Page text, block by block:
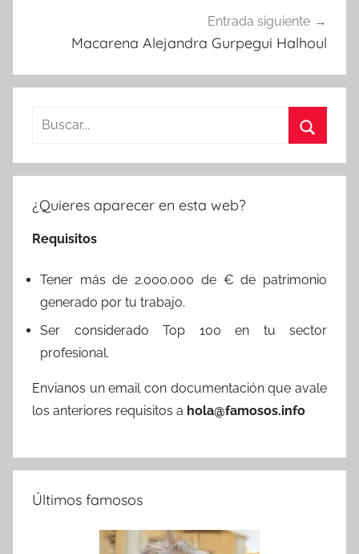
Entrada siguiente
Macarena Alejandra Gurpegui Halhoul
Buscar:
¿Quieres aparecer en esta web?
Requisitos
Tener más de 2.000.000 de € de patrimonio
generado por tu trabajo.
Ser considerado Top 100 en tu sector
profesional.
Envianos un email con documentación que avale
los anteriores requisitos a hola@famosos.info
Últimos famosos